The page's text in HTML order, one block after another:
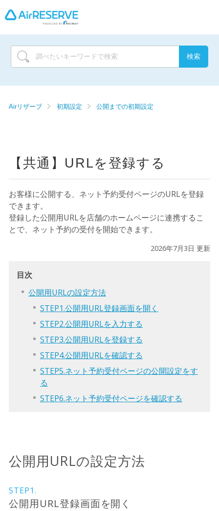
Airリザーブ 初期設定 公開までの初期設定
【共通】URLを登録する
お客様に公開する、ネット予約受付ページのURLを登録
できます。
登録した公開用URLを店舗のホームページに連携するこ
とで、ネット予約の受付を開始できます。
2026年7月3日 更新
目次
公開用URLの設定方法
STEP1.公開用URL登録画面を開く
STEP2.公開用URLを入力する
STEP3.公開用URLを登録する
STEP4.公開用URLを確認する
STEP5.ネット予約受付ページの公開設定をす
る
STEP6.ネット予約受付ページを確認する
公開用URLの設定方法
STEP1.
公開用URL登録画面を開く